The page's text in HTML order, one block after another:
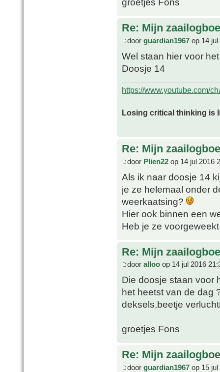
groetjes Fons
Re: Mijn
door guardian1967 op 14 jul
Wel staan hier voor
Doosje 14
https://www.youtube.com/
Losing critical thinking is
Re: Mijn
door Plien22 op 14 jul 2016
Als ik naar doosje 14
je ze helemaal onder
weerkaatsing?
Hier ook binnen een
Heb je ze
Re: Mijn
door alloo op 14 jul 2016
Die doosje staan voor
het heetst van de dag
deksels,beetje
groetjes Fons
Re: Mijn
door guardian1967 op 15 jul